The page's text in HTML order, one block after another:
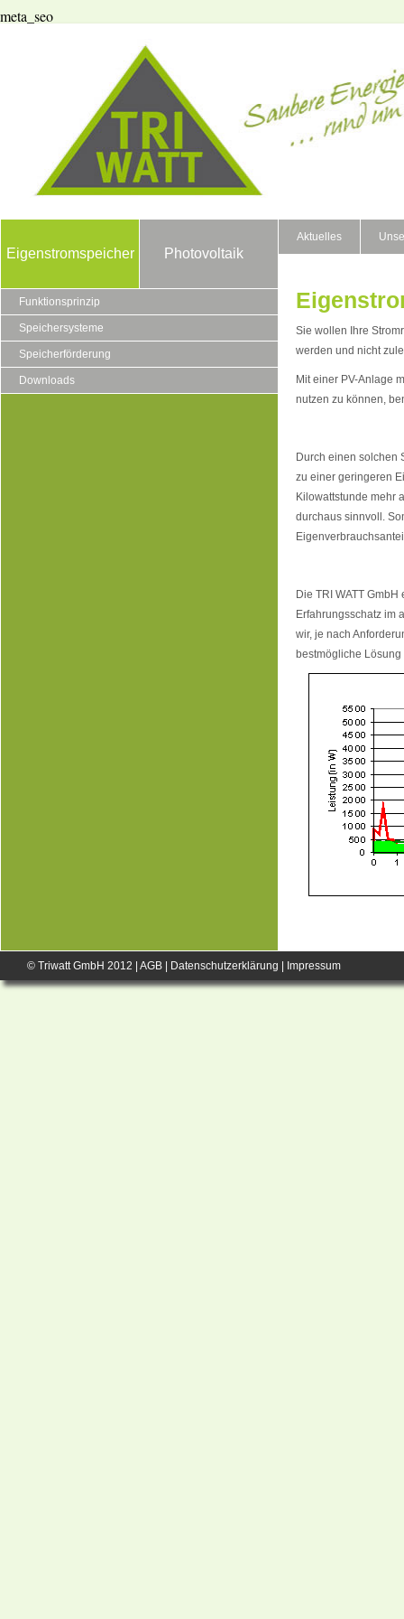
meta_seo
Eigenstromspeicher Photovoltaik
Aktuelles
Funktionsprinzip
Speichersysteme
Speicherförderung
Downloads
Sie wollen Ihre
werden und nicht
Mit einer PV-Anlage
nutzen zu können,
Durch einen solchen
zu einer geringeren
Kilowattstunde mehr
durchaus sinnvoll.
Die TRI WATT
Erfahrungsschatz im
wir, je nach
bestmögliche
© Triwatt GmbH 2012 | AGB Datenschutzerklärung Impressum